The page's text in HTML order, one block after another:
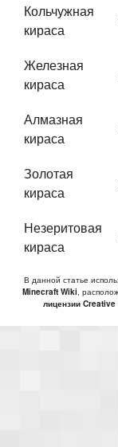
Кольчужная
кираса
Железная
кираса
Алмазная
кираса
Золотая
кираса
Незеритовая
кираса
В данной статье
Minecraft Wiki,
лицензии